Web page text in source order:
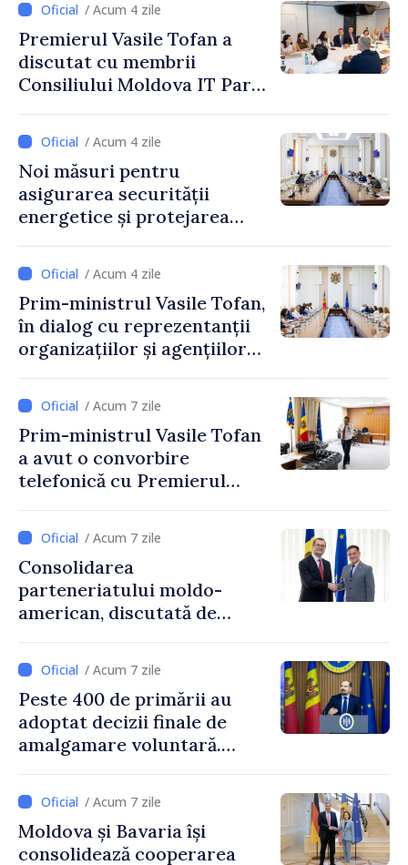
/ Acum 4 zile
Premierul Vasile Tofan a
discutat cu membrii
Consiliului Moldova IT Park:
industriei IT”
/ Acum 4 zile
Noi măsuri pentru
asigurarea securității
energetice și protejarea
de CNMC
/ Acum 4 zile
Prim-ministrul Vasile Tofan,
în dialog cu reprezentanții
organizațiilor și agențiilor
Moldova
/ Acum 7 zile
Prim-ministrul Vasile Tofan
a avut o convorbire
telefonică cu Premierul
/ Acum 7 zile
Consolidarea
parteneriatului moldo-
american, discutată de
și însărcinatul cu afaceri al
SUA, Nick Pietrowicz
/ Acum 7 zile
Peste 400 de primării au
adoptat decizii finale de
amalgamare voluntară.
Guvernului, Alexei Buzu:
„85,5% dintre primării au
inițiat procesul. Le
mulțumim aleșilor locali
/ Acum 7 zile
Moldova și Bavaria își
consolidează cooperarea